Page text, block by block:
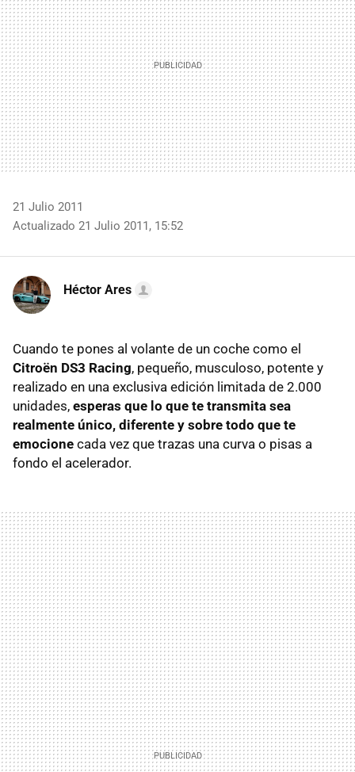
21 Julio 2011
Actualizado 21 Julio 2011, 15:52
Héctor Ares
Cuando te pones al volante de un coche como el
Citroën DS3 Racing, pequeño, musculoso, potente y
realizado en una exclusiva edición limitada de 2.000
unidades, esperas que lo que te transmita sea
realmente único, diferente y sobre todo que te
emocione cada vez que trazas una curva o pisas a
fondo el acelerador.